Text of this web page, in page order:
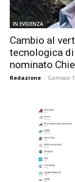
IN EVIDENZA
Cambio al
tecnologica di
nominato
Redazione - Gennaio